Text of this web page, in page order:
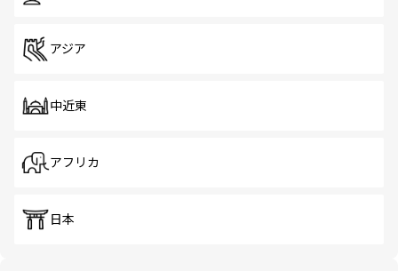
アジア
中近東
アフリカ
日本